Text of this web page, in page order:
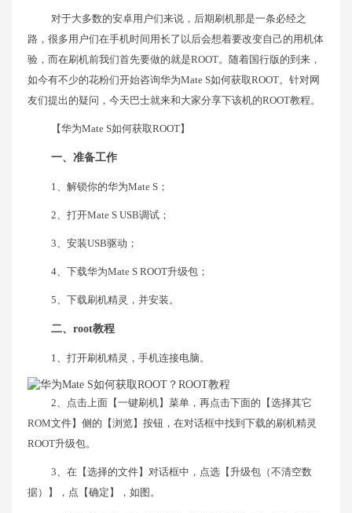
对于大多数的安卓用户们来说，后期刷机那是一条必经之
路，很多用户们在手机时间用长了以后会想着要改变自己的用机体
验，而在刷机前我们首先要做的就是ROOT。随着国行版的到来，
如今有不少的花粉们开始咨询华为Mate S如何获取ROOT。针对网
友们提出的疑问，今天巴士就来和大家分享下该机的ROOT教程。
【华为Mate S如何获取ROOT】
一、准备工作
1、解锁你的华为Mate S；
2、打开Mate S USB调试；
3、安装USB驱动；
4、下载华为Mate S ROOT升级包；
5、下载刷机精灵，并安装。
二、root教程
1、打开刷机精灵，手机连接电脑。
2、点击上面【一键刷机】菜单，再点击下面的【选择其它
ROM文件】侧的【浏览】按钮，在对话框中找到下载的刷机精灵
ROOT升级包。
3、在【选择的文件】对话框中，点选【升级包（不清空数
据）】，点【确定】，如图。